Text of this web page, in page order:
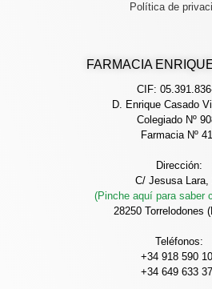
FARMACIA
CIF:
D. Enrique Casado
Colegiado Nº
Farmacia Nº
Dirección:
C/ Jesusa Lara,
(Pinche aquí para saber
28250 Torrelodones
Teléfonos:
+34 918 590
+34 649 633
Política de